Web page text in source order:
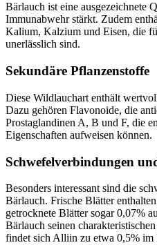
Bärlauch ist eine ausgezeichnete
Immunabwehr stärkt. Zudem
Kalium, Kalzium und Eisen, die
unerlässlich sind.
Sekundäre Pflanzenstoffe
Diese Wildlauchart enthält
Dazu gehören Flavonoide, die
Prostaglandinen A, B und F, die
Eigenschaften aufweisen können.
Schwefelverbindungen
Besonders interessant sind die
Bärlauch. Frische Blätter
getrocknete Blätter sogar 0,07%
Bärlauch seinen
findet sich Alliin zu etwa 0,5% im